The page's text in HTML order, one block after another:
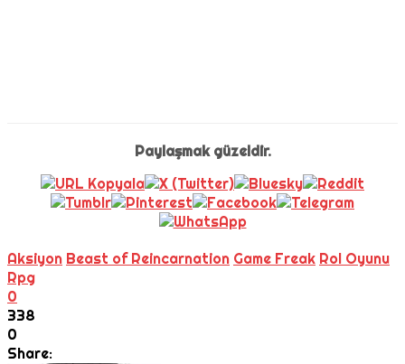
Paylaşmak güzeldir.
Aksiyon Beast of Reincarnation Game Freak Rol Oyunu
Rpg
0
338
0
Share: